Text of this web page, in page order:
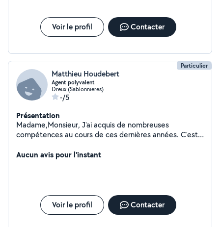
Voir le profil Contacter
Particulier
Matthieu Houdebert
Agent polyvalent
Dreux (Sablonnieres)
-/5
Présentation
Madame,Monsieur, J'ai acquis de nombreuses
compétences au cours de ces dernières années. C'est
domaines. Je me tiens à votre disposition et à votre
Aucun avis pour l'instant
Voir le profil Contacter